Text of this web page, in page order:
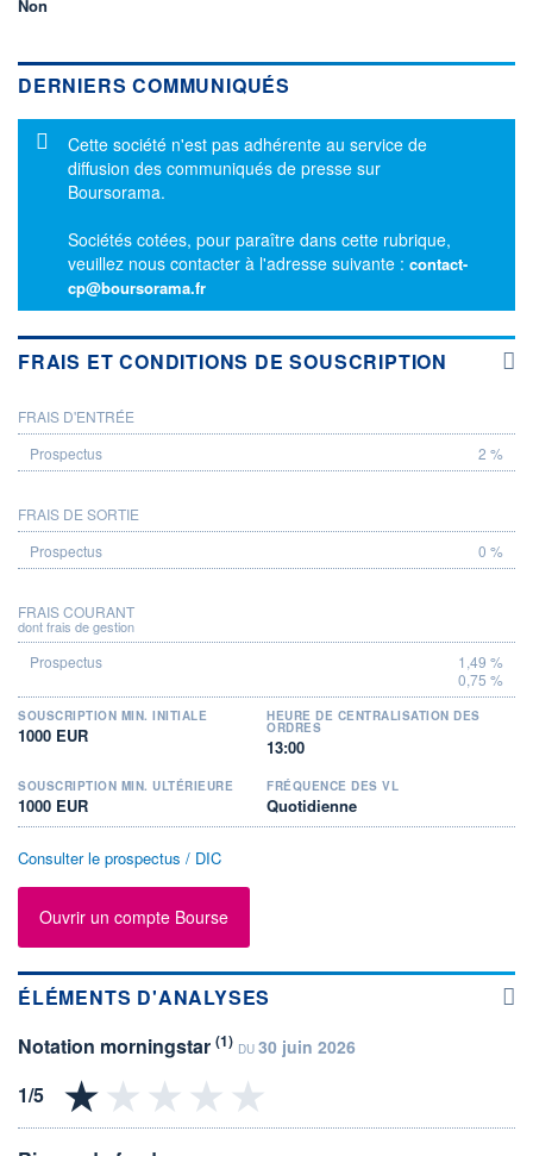
Non
DERNIERS COMMUNIQUÉS
Message d'information
Cette société n'est pas adhérente au service de
diffusion des communiqués de presse sur
Boursorama.
Sociétés cotées, pour paraître dans cette rubrique,
veuillez nous contacter à l'adresse suivante : contact-
cp@boursorama.fr
FRAIS ET CONDITIONS DE SOUSCRIPTION
PROSPECTUS
FRAIS D'ENTRÉE
2 %
FRAIS DE SORTIE
0 %
FRAIS COURANT
dont frais de gestion
1,49 %
0,75 %
SOUSCRIPTION MIN. INITIALE
1000 EUR
HEURE DE CENTRALISATION DES
ORDRES
13:00
SOUSCRIPTION MIN. ULTÉRIEURE
1000 EUR
FRÉQUENCE DES VL
Quotidienne
Consulter le prospectus / DIC
Ouvrir un compte Bourse
ÉLÉMENTS D'ANALYSES
Notation morningstar (1) DU 30 juin 2026